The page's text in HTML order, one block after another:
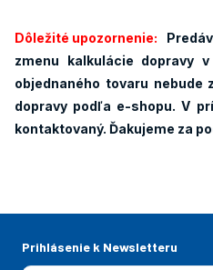
Dôležité upozornenie:
zmenu kalkulácie dopravy
objednaného tovaru nebude
dopravy podľa e-shopu. V
kontaktovaný. Ďakujeme za
Prihlásenie k Newsletteru